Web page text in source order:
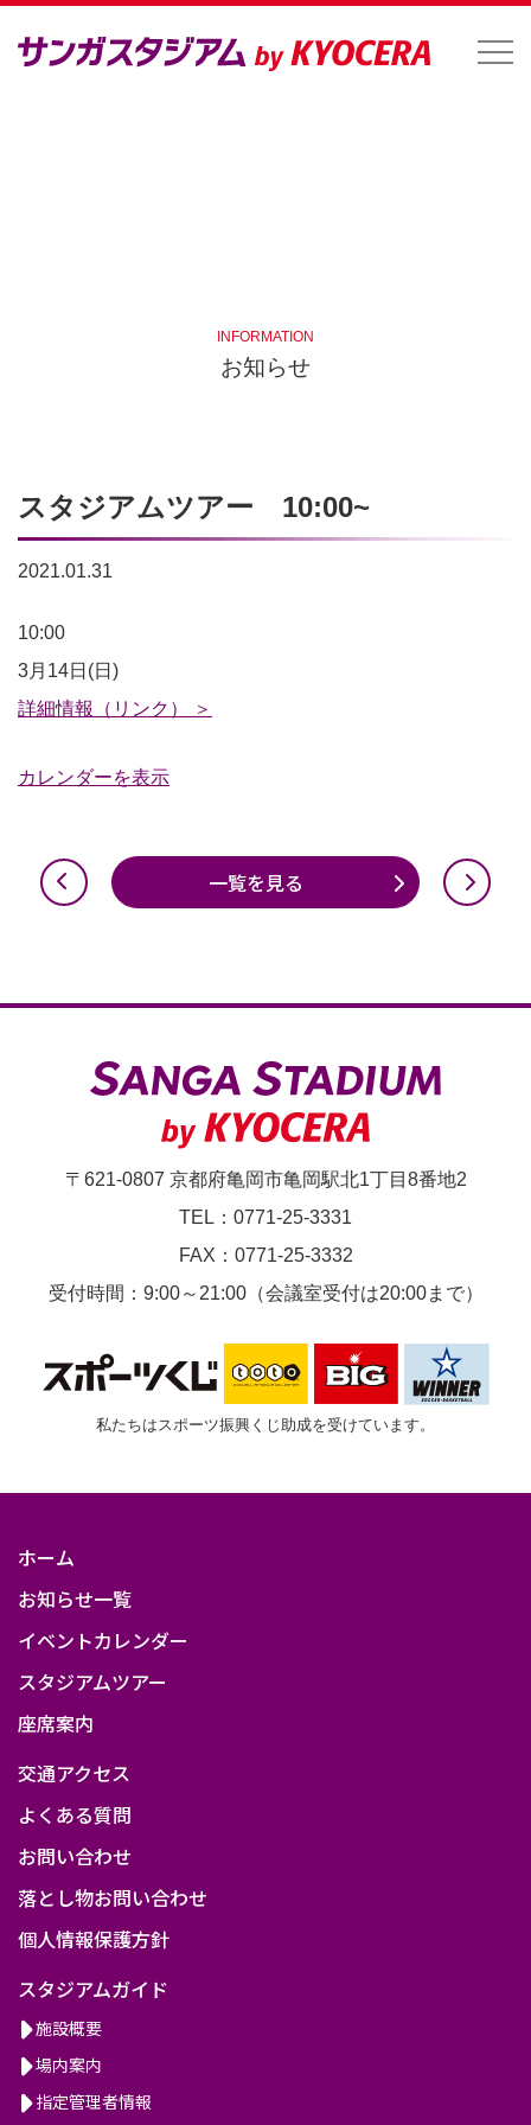
INFORMATION
お知らせ
スタジアムツアー 10:00~
2021.01.31
ス
タ
ジ
ム
ー
10:00
3月14日(日)
詳細情報（リンク） ＞
カレンダーを表示
一覧を見る
〒621-0807 京都府亀岡市亀岡駅北1丁目8番地2
TEL：0771-25-3331
FAX：0771-25-3332
受付時間：9:00～21:00（会議室受付は20:00まで）
私たちはスポーツ振興くじ助成を受けています。
ホーム
お知らせ一覧
イベントカレンダー
スタジアムツアー
座席案内
交通アクセス
よくある質問
お問い合わせ
落とし物お問い合わせ
個人情報保護方針
スタジアムガイド
施設概要
場内案内
指定管理者情報